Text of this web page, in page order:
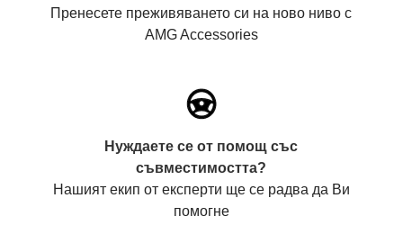
Пренесете преживяването си на ново ниво с
AMG Accessories
Нуждаете се от помощ със
съвместимостта?
Нашият екип от експерти ще се радва да Ви
помогне